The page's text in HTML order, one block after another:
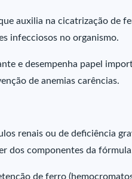
auxilia na cicatrização de
infecciosos no organismo.
e desempenha papel
de anemias carências.
renais ou de deficiência
dos componentes da
de ferro